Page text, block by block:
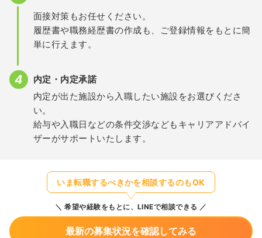
面接対策もお任せください。
履歴書や職務経歴書の作成も、ご登録情報をもとに簡
単に行えます。
内定・内定承諾
内定が出た施設から入職したい施設をお選びくださ
い。
給与や入職日などの条件交渉などもキャリアアドバイ
ザーがサポートいたします。
いま転職するべきかを相談するのもOK
希望や経験をもとに、LINEで相談できる
最新の募集状況を確認してみる